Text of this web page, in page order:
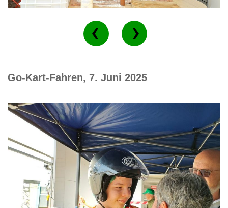
Go-Kart-Fahren, 7. Juni 2025